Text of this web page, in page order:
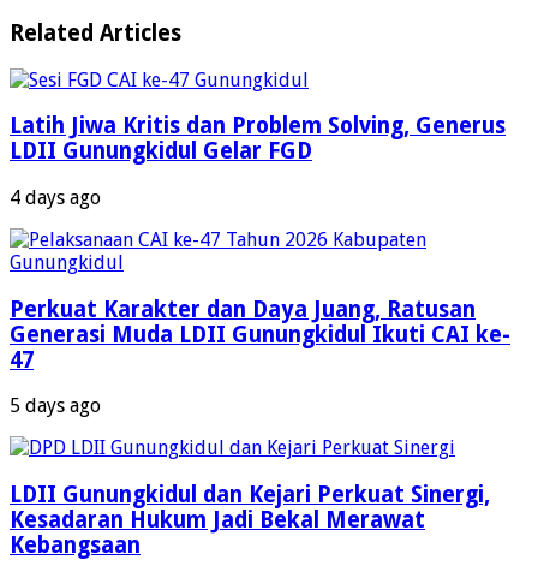
Related Articles
Latih Jiwa Kritis dan Problem Solving, Generus
LDII Gunungkidul Gelar FGD
4 days ago
Perkuat Karakter dan Daya Juang, Ratusan
Generasi Muda LDII Gunungkidul Ikuti CAI ke-
47
5 days ago
LDII Gunungkidul dan Kejari Perkuat Sinergi,
Kesadaran Hukum Jadi Bekal Merawat
Kebangsaan